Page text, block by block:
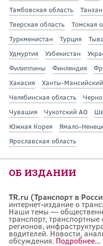
Тамбовская область
Тверская область
Томская
Туркменистан
Турция
Удмуртия
Узбекистан
Филиппины
Финляндия
Хакасия
Ханты-
Челябинская область
Чувашия
Чукотский АО
Южная Корея
Ямало-
Ярославская область
ОБ ИЗДАНИИ
TR.ru (Транспорт в
интернет-издание о
Наши темы —
транспорт,
регионов,
водителей. Новости,
обсуждения. Подробнее...